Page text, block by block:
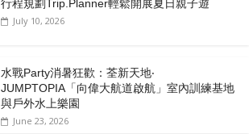
行程規劃Trip.Planner輕鬆開展夏日親子遊
July 10, 2026
水戰Party消暑狂歡：荃新天地‧
JUMPTOPIA「向偉大航道啟航」室內訓練基地
與戶外水上樂園
June 23, 2026